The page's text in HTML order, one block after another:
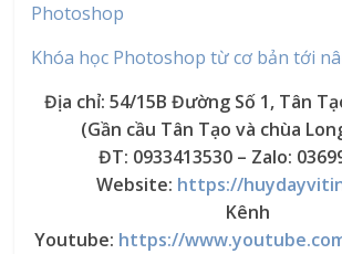
Photoshop
Khóa học Photoshop từ cơ bản tới
Địa chỉ: 54/15B Đường Số 1, Tân
(Gần cầu Tân Tạo và chùa
ĐT: 0933413530 – Zalo:
Website: https://
Kênh
Youtube: https://